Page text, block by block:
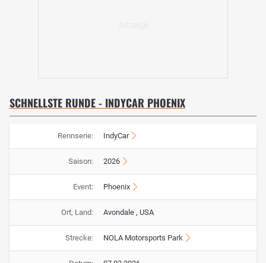
SCHNELLSTE RUNDE - INDYCAR PHOENIX
Rennserie: IndyCar
Saison: 2026
Event: Phoenix
Ort, Land: Avondale , USA
Strecke: NOLA Motorsports Park